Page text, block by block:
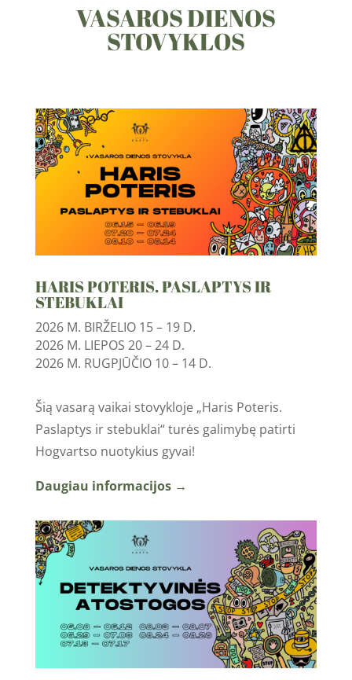
VASAROS DIENOS
STOVYKLOS
HARIS POTERIS. PASLAPTYS IR
STEBUKLAI
2026 M. BIRŽELIO 15 – 19 D.
2026 M. LIEPOS 20 – 24 D.
2026 M. RUGPJŪČIO 10 – 14 D.
Šią vasarą vaikai stovykloje „Haris Poteris.
Paslaptys ir stebuklai“ turės galimybę patirti
Hogvartso nuotykius gyvai!
Daugiau informacijos →